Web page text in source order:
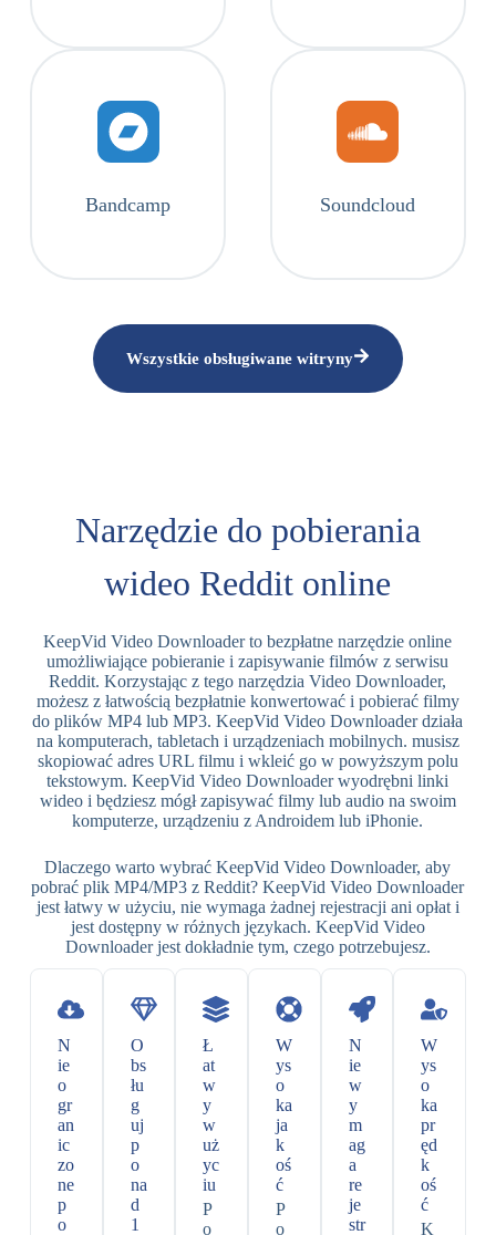
Bandcamp Soundcloud
Wszystkie obsługiwane witryny
Narzędzie do pobierania
wideo Reddit online
KeepVid Video Downloader to bezpłatne narzędzie online
umożliwiające pobieranie i zapisywanie filmów z serwisu
Reddit. Korzystając z tego narzędzia Video Downloader,
możesz z łatwością bezpłatnie konwertować i pobierać filmy
do plików MP4 lub MP3. KeepVid Video Downloader działa
na komputerach, tabletach i urządzeniach mobilnych. musisz
skopiować adres URL filmu i wkleić go w powyższym polu
tekstowym. KeepVid Video Downloader wyodrębni linki
wideo i będziesz mógł zapisywać filmy lub audio na swoim
komputerze, urządzeniu z Androidem lub iPhonie.
Dlaczego warto wybrać KeepVid Video Downloader, aby
pobrać plik MP4/MP3 z Reddit? KeepVid Video Downloader
jest łatwy w użyciu, nie wymaga żadnej rejestracji ani opłat i
jest dostępny w różnych językach. KeepVid Video
Downloader jest dokładnie tym, czego potrzebujesz.
N
ie
o
gr
an
ic
zo
ne
p
o
O
bs
łu
g
uj
p
o
na
d
1
Ł
at
w
y
w
uż
yc
iu
P
o
W
ys
o
ka
ja
k
oś
ć
P
o
N
ie
w
y
m
ag
a
re
je
str
W
ys
o
ka
pr
ęd
k
oś
ć
K